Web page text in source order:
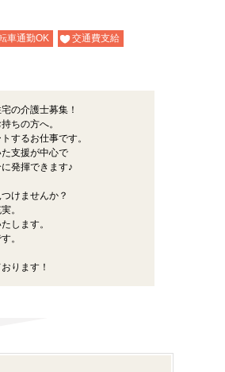
車通勤OK
交通費支給
の介護士募集！
ちの方へ。
するお仕事です。
支援が中心で
発揮できます♪
けませんか？
。
します。
。
ります！